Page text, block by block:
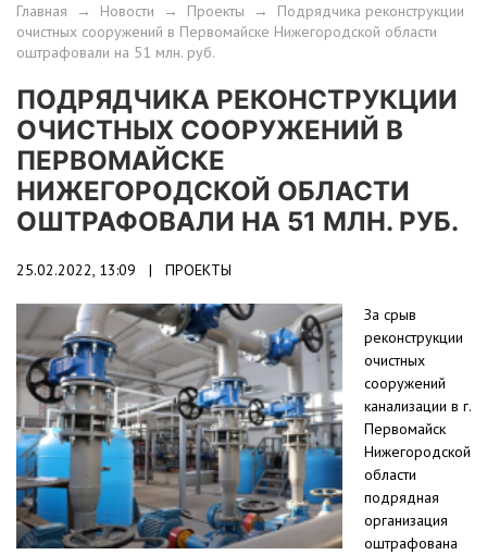
Главная → Новости → Проекты → Подрядчика реконструкции
очистных сооружений в Первомайске Нижегородской области
оштрафовали на 51 млн. руб.
ПОДРЯДЧИКА РЕКОНСТРУКЦИИ
ОЧИСТНЫХ СООРУЖЕНИЙ В
ПЕРВОМАЙСКЕ
НИЖЕГОРОДСКОЙ ОБЛАСТИ
ОШТРАФОВАЛИ НА 51 МЛН. РУБ.
25.02.2022, 13:09 | ПРОЕКТЫ
За срыв
реконструкции
очистных
сооружений
канализации в г.
Первомайск
Нижегородской
области
подрядная
организация
оштрафована